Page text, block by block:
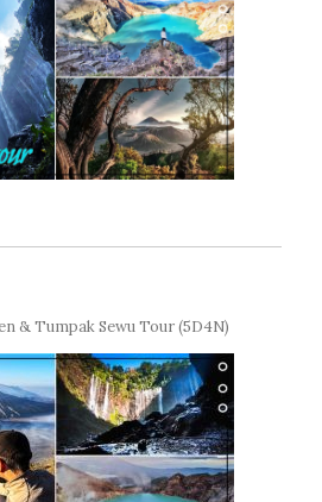
& Tumpak Sewu Tour (5D4N)